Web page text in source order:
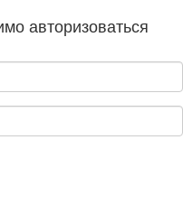
авторизоваться